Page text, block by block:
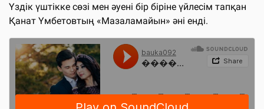
Үздік үштікке сөзі мен әуені бір біріне үйлесім тапқан
Қанат Үмбетовтың «Мазаламайын» әні енді.